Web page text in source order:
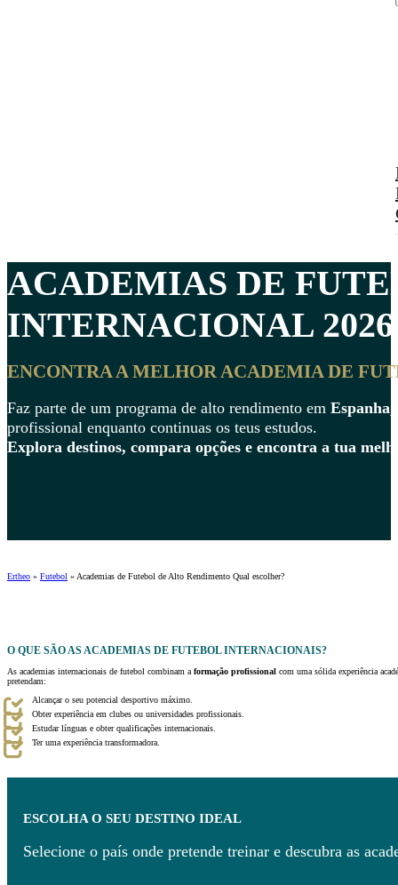
ACADEMIAS DE
INTERNACIONAL 2026
ENCONTRA A MELHOR ACADEMIA DE
Faz parte de um programa de alto rendimento em
profissional enquanto continuas os teus estudos.
Explora destinos, compara opções e encontra a tua
Ertheo » Futebol » Academias de Futebol de Alto Rendimento Qual escolher?
O QUE SÃO AS ACADEMIAS DE FUTEBOLINTERNACIONAIS?
As academias internacionais de futebol combinam aformação profissional com uma sólida experiência
pretendam:
Alcançar o seu potencial desportivo máximo.
Obter experiência em clubes ou universidades profissionais.
Estudar línguas e obter qualificações internacionais.
Ter uma experiência transformadora.
ESCOLHA O SEU DESTINO IDEAL
Selecione o país onde pretende treinar e descubra as